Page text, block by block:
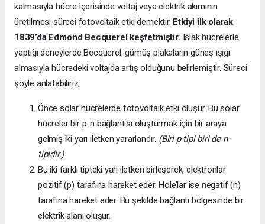
kalmasıyla hücre içerisinde voltaj veya elektrik akımının
üretilmesi süreci fotovoltaik etki demektir. Etkiyi ilk olarak
1839’da Edmond Becquerel keşfetmiştir. Islak hücrelerle
yaptığı deneylerde Becquerel, gümüş plakaların güneş ışığı
almasıyla hücredeki voltajda artış olduğunu belirlemiştir. Süreci
şöyle anlatabiliriz;
Önce solar hücrelerde fotovoltaik etki oluşur. Bu solar
hücreler bir p-n bağlantısı oluşturmak için bir araya
gelmiş iki yarı iletken yararlandır. (Biri p-tipi biri de n-
tipidir.)
Bu iki farklı tipteki yarı iletken birleşerek, elektronlar
pozitif (p) tarafına hareket eder. Hole’lar ise negatif (n)
tarafına hareket eder. Bu şekilde bağlantı bölgesinde bir
elektrik alanı oluşur.